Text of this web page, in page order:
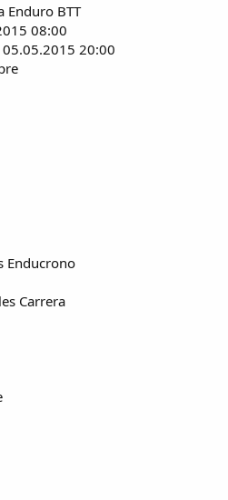
Enduro BTT
08:00
05.05.2015 20:00
Enducrono
Carrera